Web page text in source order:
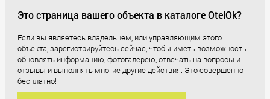
Это страница вашего объекта в каталоге OtelOk?
Если вы являетесь владельцем, или управляющим этого
объекта, зарегистрируйтесь сейчас, чтобы иметь возможность
обновлять информацию, фотогалерею, отвечать на вопросы и
отзывы и выполнять многие другие действия. Это совершенно
бесплатно!